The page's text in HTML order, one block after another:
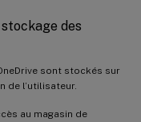
des
sont stockés sur
de l’utilisateur.
au magasin de